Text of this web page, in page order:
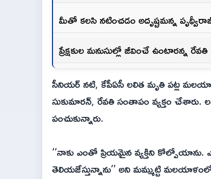
మీతో కలసి నటించడం అదృష్టమన్న
ప్రేక్షకుల మనుసుల్లో జీవించే ఉంటారన్న రేవతి
సీనియర్ నటి, కేపీఏసీ లలిత మృతి పట్ల మలయాళ
సుకుమారన్, రేవతి సంతాపం వ్యక్తం చేశారు.
పంచుకున్నారు.
‘‘నాకు ఎంతో ప్రియమైన వ్యక్తిని
తెలియజేస్తున్నాను’’ అని మమ్ముట్టి